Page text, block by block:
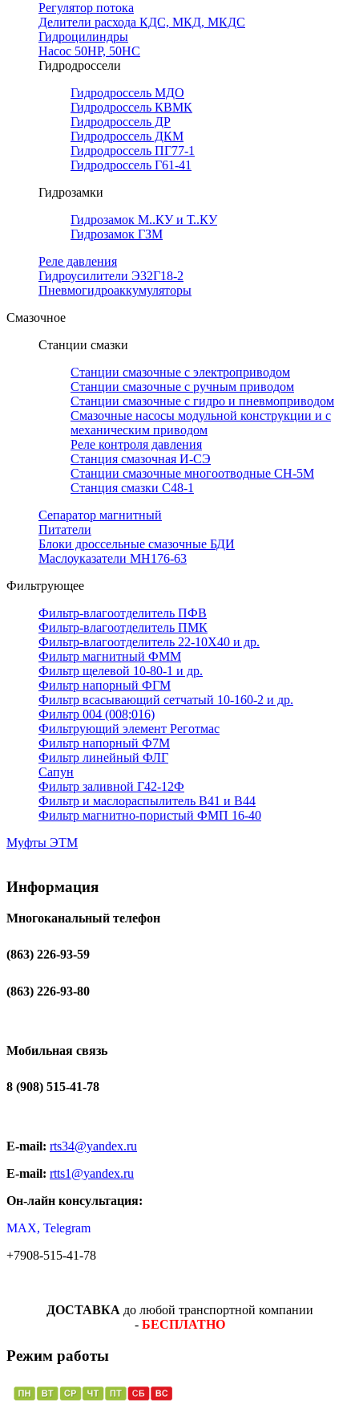
Регулятор потока
Делители расхода КДС, МКД, МКДС
Гидроцилиндры
Насос 50НР, 50НС
Гидродроссели
Гидродроссель МДО
Гидродроссель КВМК
Гидродроссель ДР
Гидродроссель ДКМ
Гидродроссель ПГ77-1
Гидродроссель Г61-41
Гидрозамки
Гидрозамок М..КУ и Т..КУ
Гидрозамок ГЗМ
Реле давления
Гидроусилители Э32Г18-2
Пневмогидроаккумуляторы
Смазочное
Станции смазки
Станции смазочные с электроприводом
Станции смазочные с ручным приводом
Станции смазочные с гидро и пневмоприводом
Смазочные насосы модульной конструкции и с
механическим приводом
Реле контроля давления
Станция смазочная И-СЭ
Станции смазочные многоотводные СН-5М
Станция смазки С48-1
Сепаратор магнитный
Питатели
Блоки дроссельные смазочные БДИ
Маслоуказатели МН176-63
Фильтрующее
Фильтр-влагоотделитель ПФВ
Фильтр-влагоотделитель ПМК
Фильтр-влагоотделитель 22-10Х40 и др.
Фильтр магнитный ФММ
Фильтр щелевой 10-80-1 и др.
Фильтр напорный ФГМ
Фильтр всасывающий сетчатый 10-160-2 и др.
Фильтр 004 (008;016)
Фильтрующий элемент Реготмас
Фильтр напорный Ф7М
Фильтр линейный ФЛГ
Сапун
Фильтр заливной Г42-12Ф
Фильтр и маслораспылитель В41 и В44
Фильтр магнитно-пористый ФМП 16-40
Муфты ЭТМ
Информация
Многоканальный телефон
(863) 226-93-59
(863) 226-93-80
Мобильная связь
8 (908) 515-41-78
E-mail: rts34@yandex.ru
E-mail: rtts1@yandex.ru
Он-лайн консультация:
MAX, Telegram
+7908-515-41-78
ДОСТАВКА до любой транспортной компании
- БЕСПЛАТНО
Режим работы